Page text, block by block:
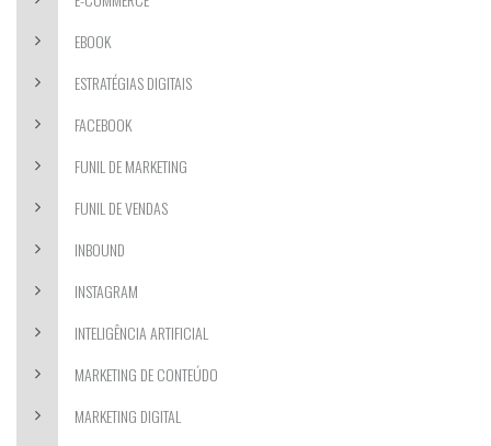
EBOOK
ESTRATÉGIAS DIGITAIS
FACEBOOK
FUNIL DE MARKETING
FUNIL DE VENDAS
INBOUND
INSTAGRAM
INTELIGÊNCIA ARTIFICIAL
MARKETING DE CONTEÚDO
MARKETING DIGITAL